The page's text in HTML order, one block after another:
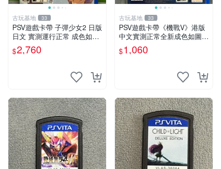
古玩基地 33
PSV遊戲卡帶 子彈少女2 日版
日文 實測運行正常 成色如圖
售時不退 子彈少女 PSV 游戲
$2,760
古玩基地 33
PSV遊戲卡帶《機戰V》港版
中文實測正常全新成色如圖拍
前確認 psv 港版 中文版
$1,060